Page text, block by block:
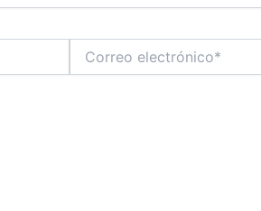
electrónico*